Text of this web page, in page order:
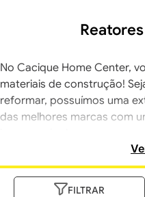
No Cacique Home Center,
materiais de construção!
reformar, possuímos uma
das melhores marcas com
FILTRAR